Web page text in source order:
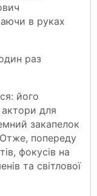
в руках
раз
його
для
закапелок
Отже, попереду
фокусів на
та світлової